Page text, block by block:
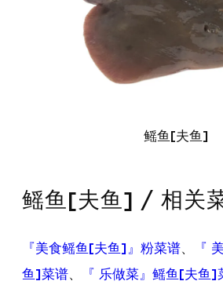
鳐鱼[夫鱼]
鳐鱼[夫鱼] / 相关
『美食鳐鱼[夫鱼]』粉菜谱、
『
鱼]菜谱、 『 乐做菜』鳐鱼[夫鱼]